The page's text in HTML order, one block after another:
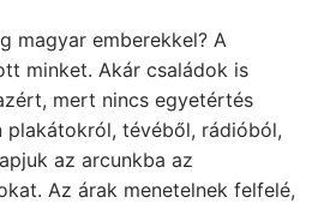
magyar emberekkel? A
minket. Akár családok is
mert nincs egyetértés
plakátokról, tévéből, rádióból,
az arcunkba az
Az árak menetelnek felfelé,